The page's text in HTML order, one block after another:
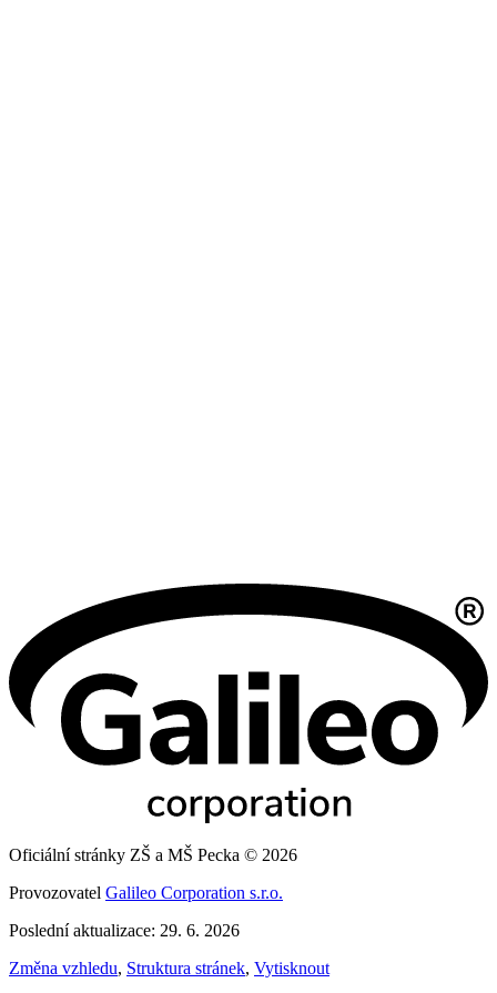
Oficiální stránky ZŠ a MŠ Pecka © 2026
Provozovatel Galileo Corporation s.r.o.
Poslední aktualizace: 29. 6. 2026
Změna vzhledu, Struktura stránek, Vytisknout